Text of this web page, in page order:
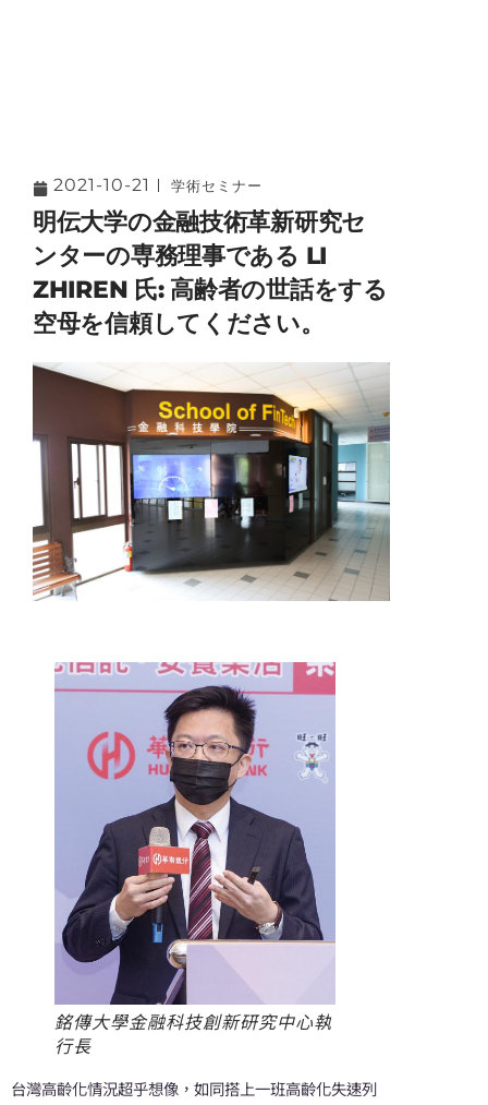
2021-10-21 学術セミナー
明伝大学の金融技術革新研究セ
ンターの専務理事である LI
ZHIREN 氏: 高齢者の世話をする
空母を信頼してください。
銘傳大學金融科技創新研究中心執
行長
台灣高齡化情況超乎想像，如同搭上一班高齡化失速列